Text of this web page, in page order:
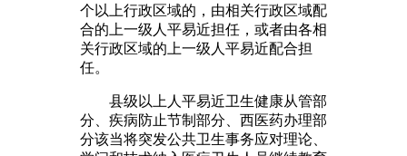
个以上行政区域的，由相关行政区域配
合的上一级人平易近担任，或者由各相
关行政区域的上一级人平易近配合担
任。
县级以上人平易近卫生健康从管部
分、疾病防止节制部分、西医药办理部
分该当将突发公共卫生事务应对理论、